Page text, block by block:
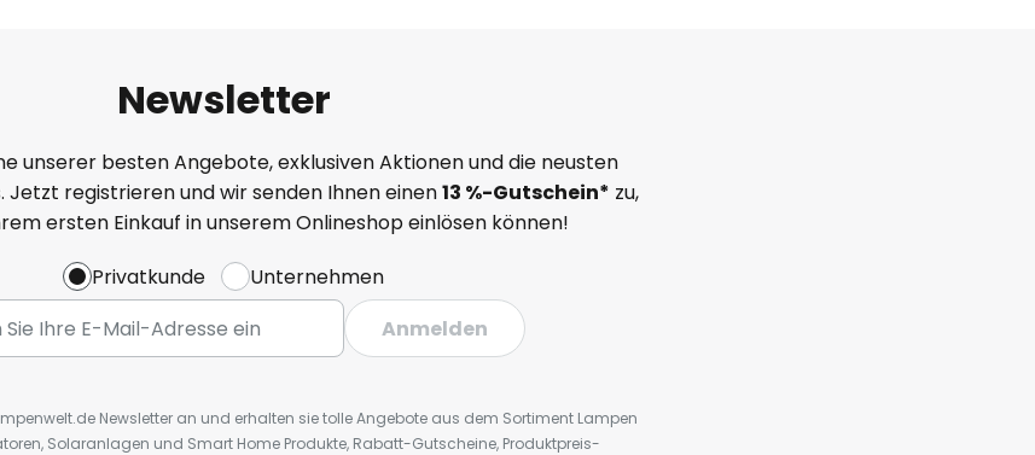
Newsletter
unserer besten Angebote, exklusiven Aktionen und die neusten
Jetzt registrieren und wir senden Ihnen einen13 %-Gutschein* zu,
ersten Einkauf in unserem Onlineshop einlösen können!
Privatkunde
Unternehmen
Anmelden
Newsletter an und erhalten sie tolle Angebote aus dem Sortiment Lampen
Solaranlagen und Smart Home Produkte, Rabatt-Gutscheine, Produktpreis-